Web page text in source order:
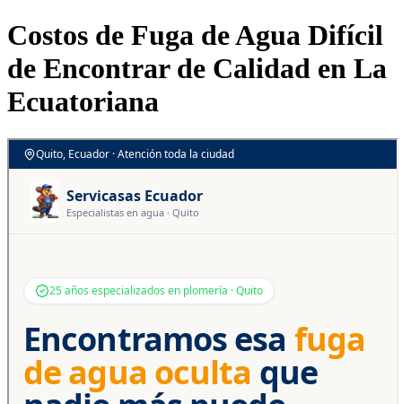
Costos de Fuga de Agua Difícil
de Encontrar de Calidad en La
Ecuatoriana